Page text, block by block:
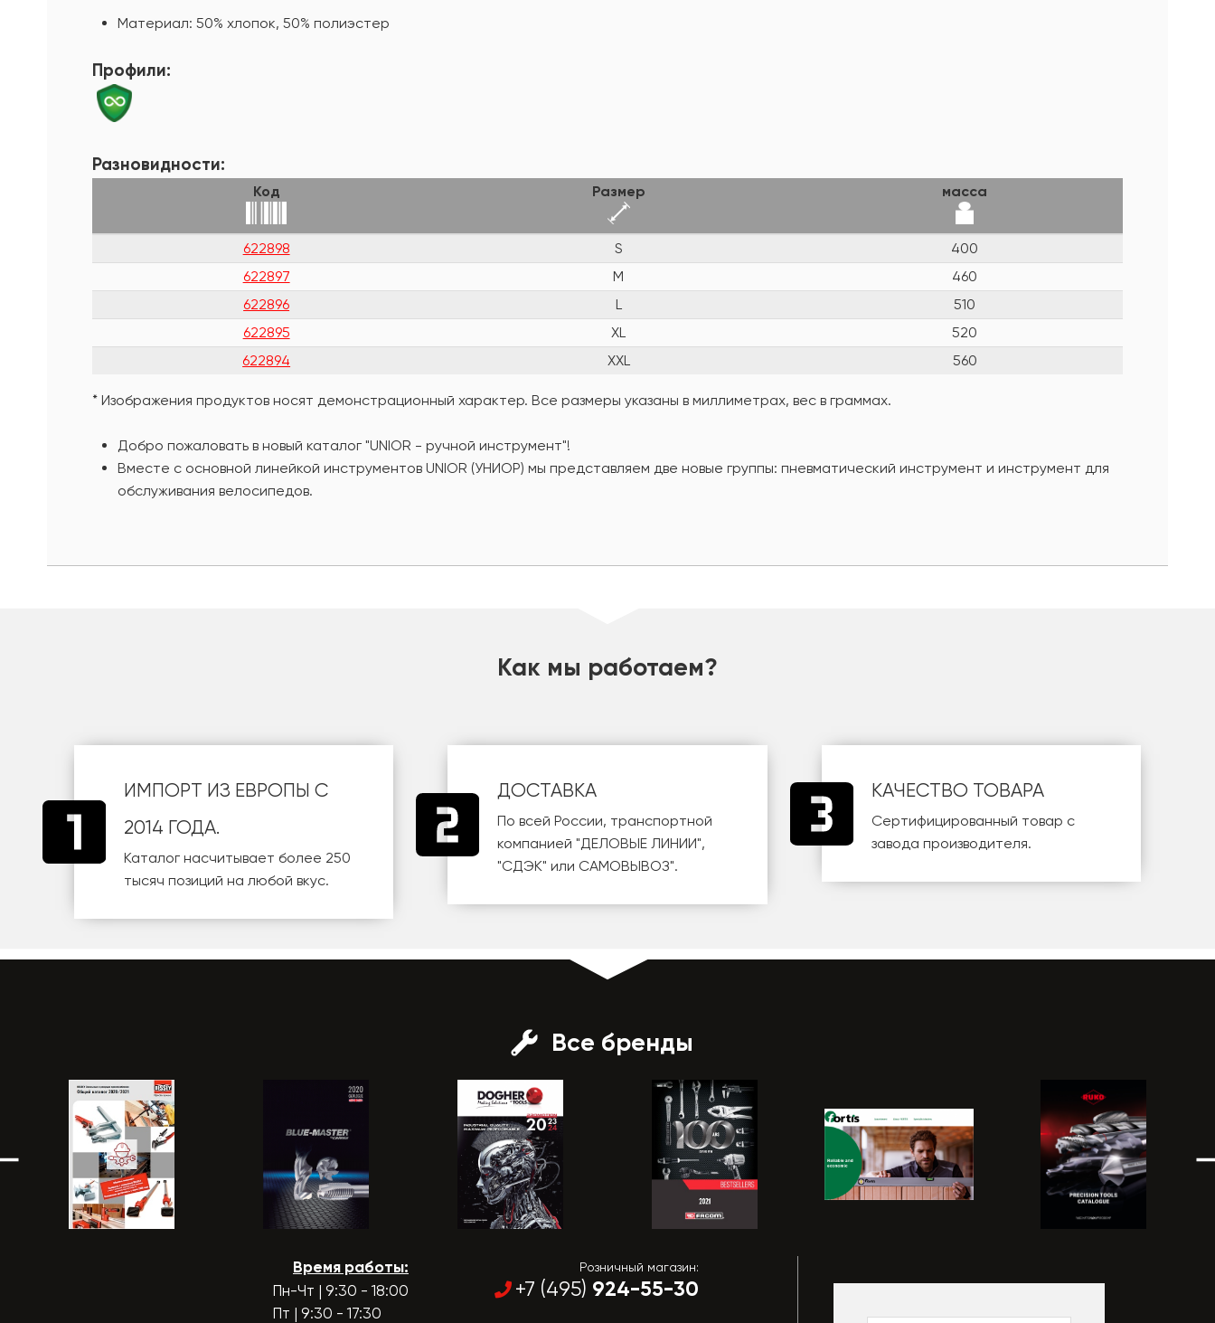
Материал: 50% хлопок, 50% полиэстер
Профили:
Разновидности:
Код Размер масса
622898 S
400
622897
M
460
622896
L
510
622895
XL
520
622894
XXL 560
* Изображения продуктов носят демонстрационный характер. Все размеры указаны в миллиметрах, вес в граммах.
Добро пожаловать в новый каталог "UNIOR - ручной инструмент"!
Вместе с основной линейкой инструментов UNIOR (УНИОР) мы представляем две новые группы: пневматический инструмент и инструмент для
обслуживания велосипедов.
Как мы работаем?
ИМПОРТ ИЗ ЕВРОПЫ С
2014 ГОДА.
Каталог насчитывает более 250
тысяч позиций на любой вкус.
ДОСТАВКА
По всей России, транспортной
компанией"ДЕЛОВЫЕ ЛИНИИ",
"СДЭК" или САМОВЫВОЗ".
КАЧЕСТВО ТОВАРА
Сертифицированный товар с
завода производителя.
Все бренды
Время работы:
Пн-Чт | 9:30 - 18:00
Пт | 9:30 - 17:30
Розничный магазин:
+7 (495) 924-55-30